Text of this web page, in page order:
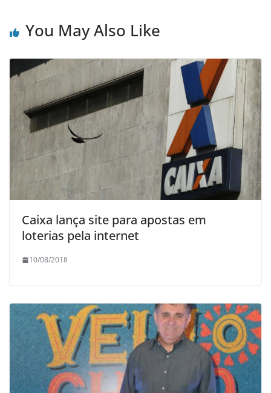
You May Also Like
Caixa lança site para apostas em
loterias pela internet
10/08/2018